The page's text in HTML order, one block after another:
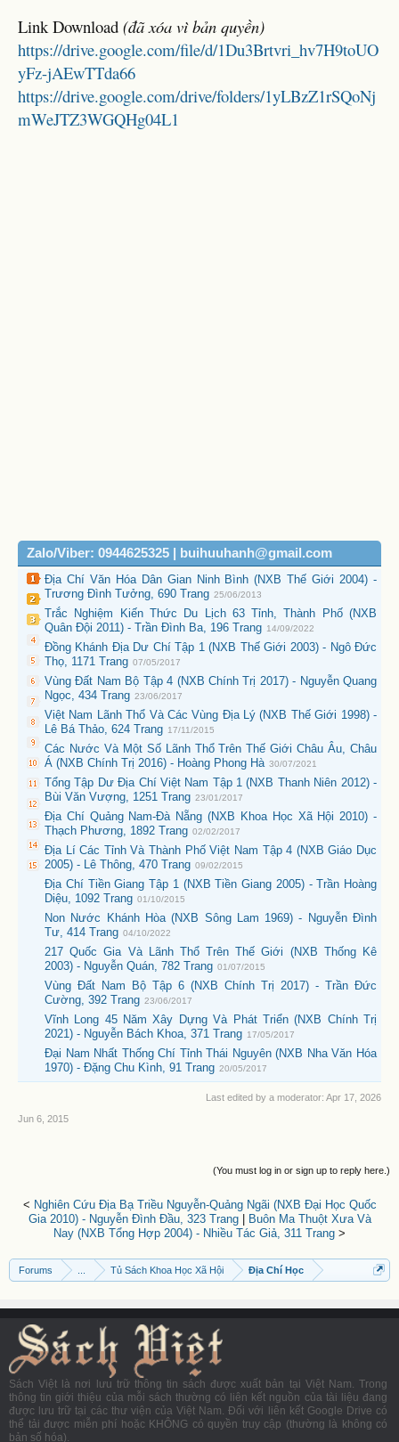
Link Download (đã xóa vì bản quyền)
https://drive.google.com/file/d/1Du3Brtvri_hv7H9toUO
yFz-jAEwTTda66
https://drive.google.com/drive/folders/1yLBzZ1rSQoNj
mWeJTZ3WGQHg04L1
Zalo/Viber: 0944625325 | buihuuhanh@gmail.com
Địa Chí Văn Hóa Dân Gian Ninh Bình (NXB Thế Giới 2004) -
Trương Đình Tưởng, 690 Trang 25/06/2013
Trắc Nghiệm Kiến Thức Du Lịch 63 Tỉnh, Thành Phố (NXB
Quân Đội 2011) - Trần Đình Ba, 196 Trang 14/09/2022
Đồng Khánh Địa Dư Chí Tập 1 (NXB Thế Giới 2003) - Ngô Đức
Thọ, 1171 Trang 07/05/2017
Vùng Đất Nam Bộ Tập 4 (NXB Chính Trị 2017) - Nguyễn Quang
Ngọc, 434 Trang 23/06/2017
Việt Nam Lãnh Thổ Và Các Vùng Địa Lý (NXB Thế Giới 1998) -
Lê Bá Thảo, 624 Trang 17/11/2015
Các Nước Và Một Số Lãnh Thổ Trên Thế Giới Châu Âu, Châu
Á (NXB Chính Trị 2016) - Hoàng Phong Hà 30/07/2021
Tổng Tập Dư Địa Chí Việt Nam Tập 1 (NXB Thanh Niên 2012) -
Bùi Văn Vượng, 1251 Trang 23/01/2017
Địa Chí Quảng Nam-Đà Nẵng (NXB Khoa Học Xã Hội 2010) -
Thạch Phương, 1892 Trang 02/02/2017
Địa Lí Các Tỉnh Và Thành Phố Việt Nam Tập 4 (NXB Giáo Dục
2005) - Lê Thông, 470 Trang 09/02/2015
Địa Chí Tiền Giang Tập 1 (NXB Tiền Giang 2005) - Trần Hoàng
Diệu, 1092 Trang 01/10/2015
Non Nước Khánh Hòa (NXB Sông Lam 1969) - Nguyễn Đình
Tư, 414 Trang 04/10/2022
217 Quốc Gia Và Lãnh Thổ Trên Thế Giới (NXB Thống Kê
2003) - Nguyễn Quán, 782 Trang 01/07/2015
Vùng Đất Nam Bộ Tập 6 (NXB Chính Trị 2017) - Trần Đức
Cường, 392 Trang 23/06/2017
Vĩnh Long 45 Năm Xây Dựng Và Phát Triển (NXB Chính Trị
2021) - Nguyễn Bách Khoa, 371 Trang 17/05/2017
Đại Nam Nhất Thống Chí Tỉnh Thái Nguyên (NXB Nha Văn Hóa
1970) - Đặng Chu Kình, 91 Trang 20/05/2017
Last edited by a moderator: Apr 17, 2026
Jun 6, 2015
(You must log in or sign up to reply here.)
< Nghiên Cứu Địa Bạ Triều Nguyễn-Quảng Ngãi (NXB Đại Học Quốc
Gia 2010) - Nguyễn Đình Đầu, 323 Trang|
Buôn Ma Thuột Xưa Và
Nay (NXB Tổng Hợp 2004) - Nhiều Tác Giả, 311 Trang >
Forums Tủ Sách Khoa Học Xã Hội Địa Chí Học
Sách Việt là nơi lưu trữ thông tin sách được xuất bản tại Việt Nam. Trong
thông tin giới thiệu của mỗi sách thường có liên kết nguồn của tài liệu đang
được lưu trữ tại các thư viện của Việt Nam. Đối với liên kết Google Drive có
thể tải được miễn phí hoặc KHÔNG có quyền truy cập (thường là không có
bản số hóa).